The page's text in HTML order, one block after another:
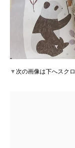
▼次の画像は下へスク